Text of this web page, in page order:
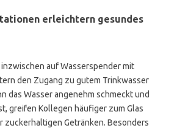
erleichtern gesundes
auf Wasserspender mit
den Zugang zu gutem Trinkwasser
das Wasser angenehm schmeckt und
greifen Kollegen häufiger zum Glas
zuckerhaltigen Getränken. Besonders